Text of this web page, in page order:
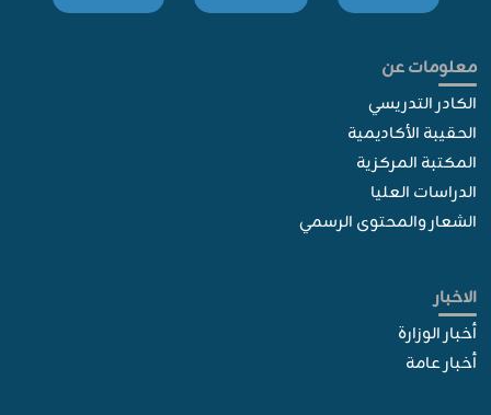
معلومات عن
الكادر التدريسي
الحقيبة الأكاديمية
المكتبة المركزية
الدراسات العليا
الشعار والمحتوى الرسمي
الاخبار
أخبار الوزارة
أخبار عامة